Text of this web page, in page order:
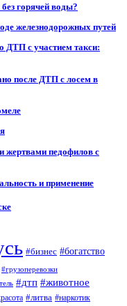
горячей воды?
железнодорожных путей
ДТП с участием такси:
после ДТП с лосем в
жертвами педофилов с
и применение
#бизнес #богатство
#грузоперевозки
#дтп #животное
#литва #наркотик